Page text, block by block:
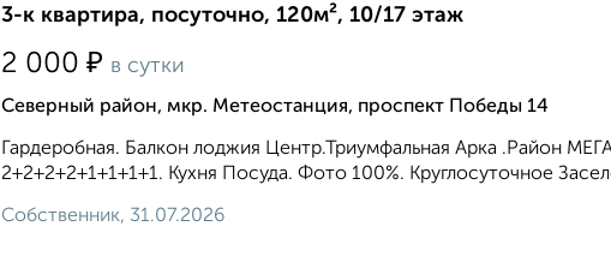
3-к квартира, посуточно, 120м², 10/17 этаж
2 000 ₽ в сутки
Северный район, мкр. Метеостанция, проспект Победы 14
Гардеробная. Балкон лоджия Центр.Триумфальная Арка .Район
2+2+2+2+1+1+1+1. Кухня Посуда. Фото 100%. Круглосуточное
Собственник, 31.07.2026